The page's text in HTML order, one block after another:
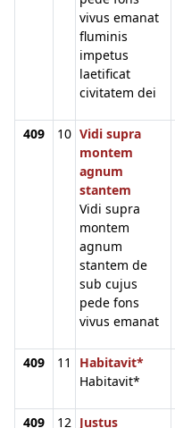
vivus emanat
fluminis
impetus
laetificat
civitatem dei
409 10 Vidi supra
montem
agnum
stantem
Vidi supra
montem
agnum
stantem de
sub cujus
pede fons
vivus emanat
409 11
Habitavit*
Habitavit*
409 12 Justus